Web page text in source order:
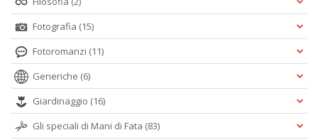
Fotografia (15)
Fotoromanzi (11)
Generiche (6)
Giardinaggio (16)
Gli speciali di Mani di Fata (83)